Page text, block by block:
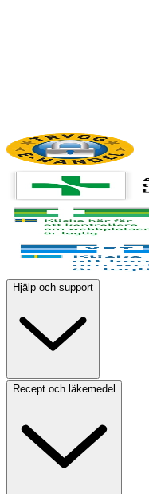
Hjälp och support
Recept och läkemedel